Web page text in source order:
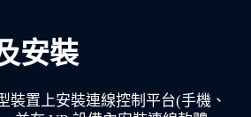
安裝
裝置上安裝連線控制平台(手機、